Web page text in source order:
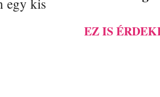
EZ IS